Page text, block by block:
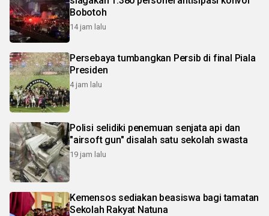
Bobotoh
14 jam lalu
Persebaya tumbangkan Persib di final Piala
Presiden
4 jam lalu
Polisi selidiki penemuan senjata api dan
"airsoft gun" disalah satu sekolah swasta
19 jam lalu
Kemensos sediakan beasiswa bagi tamatan
Sekolah Rakyat Natuna